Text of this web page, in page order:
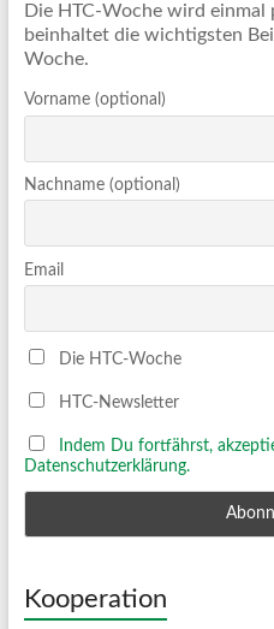
Die HTC-Woche wird einmal
beinhaltet die wichtigsten
Woche.
Vorname (optional)
Nachname (optional)
Email
Die HTC-Woche
HTC-Newsletter
Indem Du fortfährst,
Datenschutzerklärung.
Kooperation